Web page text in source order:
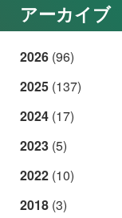
アーカイブ
2026 (96)
2025 (137)
2024 (17)
2023 (5)
2022 (10)
2018 (3)